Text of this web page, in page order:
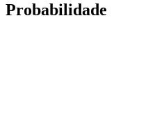
Probabilidade